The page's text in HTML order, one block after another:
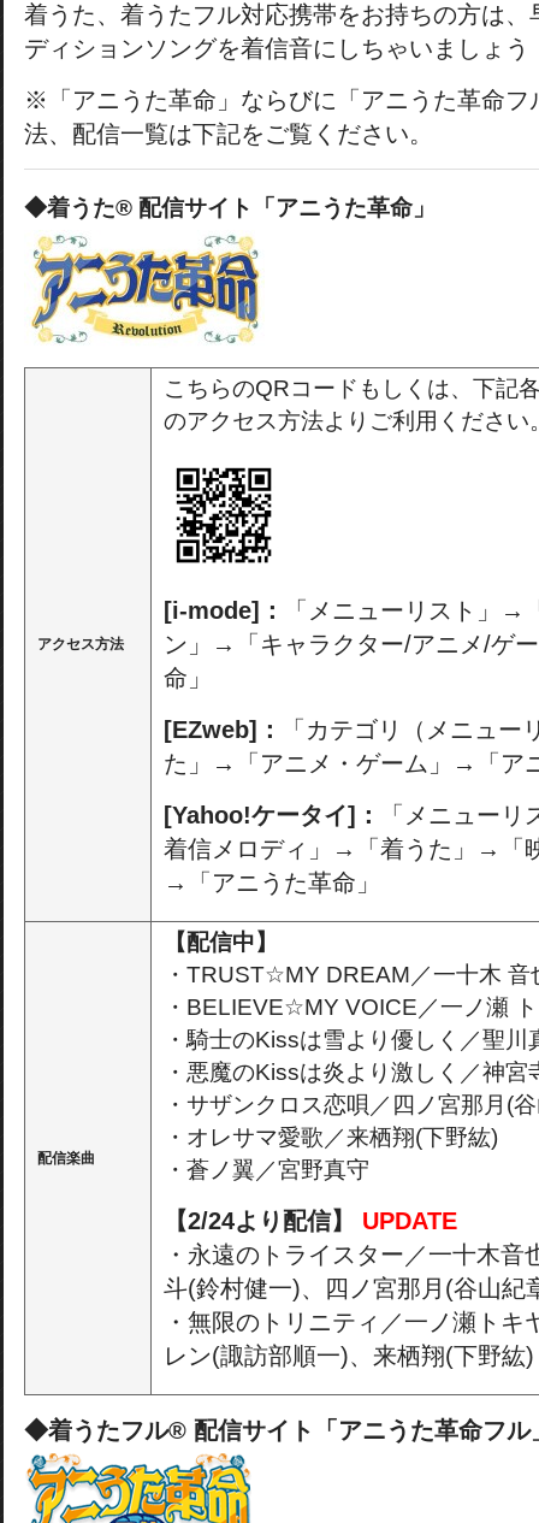
着うた、着うたフル対応携帯をお持ちの方は
ディションソングを着信音にしちゃいましょう
※「アニうた革命」ならびに「アニうた革命フ
法、配信一覧は下記をご覧ください。
◆着うた® 配信サイト「アニうた革命」
アクセス方法
こちらのQRコードもしくは、下記
のアクセス方法よりご利用ください
[i-mode]：
「メニューリスト」→
ン」→「キャラクター/アニメ/ゲ
命」
[EZweb]：
「カテゴリ（メニュ
た」→「アニメ・ゲーム」→「ア
[Yahoo!ケータイ]：
「メニュー
着信メロディ」→「着うた」→「
→「アニうた革命」
配信楽曲
【配信中】
・TRUST☆MY DREAM／一十木 音
・BELIEVE☆MY VOICE／一ノ瀬
・騎士のKissは雪より優しく／聖川
・悪魔のKissは炎より激しく／神
・サザンクロス恋唄／四ノ宮那月(
・オレサマ愛歌／来栖翔(下野紘)
・蒼ノ翼／宮野真守
【2/24より配信】
UPDATE
・永遠のトライスター／一十木音
斗(鈴村健一)、四ノ宮那月(谷山紀
・無限のトリニティ／一ノ瀬トキ
レン(諏訪部順一)、来栖翔(下野紘)
◆着うたフル® 配信サイト「アニうた革命フル